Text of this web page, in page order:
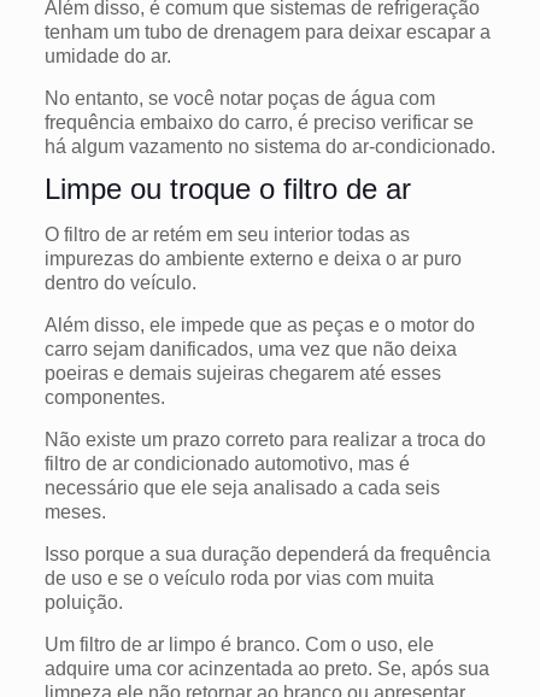
Além disso, é comum que sistemas de refrigeração
tenham um tubo de drenagem para deixar escapar a
umidade do ar.
No entanto, se você notar poças de água com
frequência embaixo do carro, é preciso verificar se
há algum vazamento no sistema do ar-condicionado.
Limpe ou troque o filtro de ar
O filtro de ar retém em seu interior todas as
impurezas do ambiente externo e deixa o ar puro
dentro do veículo.
Além disso, ele impede que as peças e o motor do
carro sejam danificados, uma vez que não deixa
poeiras e demais sujeiras chegarem até esses
componentes.
Não existe um prazo correto para realizar a troca do
filtro de ar condicionado automotivo, mas é
necessário que ele seja analisado a cada seis
meses.
Isso porque a sua duração dependerá da frequência
de uso e se o veículo roda por vias com muita
poluição.
Um filtro de ar limpo é branco. Com o uso, ele
adquire uma cor acinzentada ao preto. Se, após sua